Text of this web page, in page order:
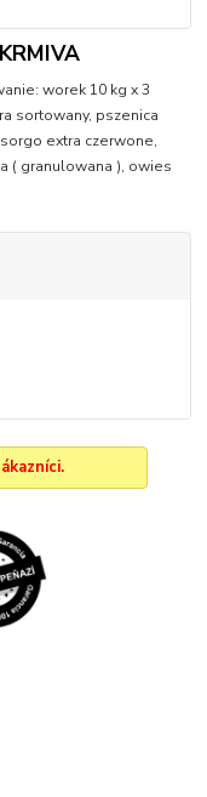
worek 10 kg x 3
sortowany, pszenica
extra czerwone,
( granulowana ), owies